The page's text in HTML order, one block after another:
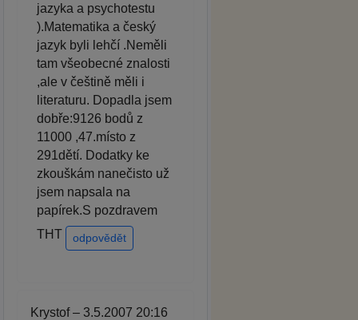
jazyka a psychotestu
).Matematika a český
jazyk byli lehčí .Neměli
tam všeobecné znalosti
,ale v češtině měli i
literaturu. Dopadla jsem
dobře:9126 bodů z
11000 ,47.místo z
291dětí. Dodatky ke
zkouškám nanečisto už
jsem napsala na
papírek.S pozdravem
THT
odpovědět
Krystof – 3.5.2007 20:16